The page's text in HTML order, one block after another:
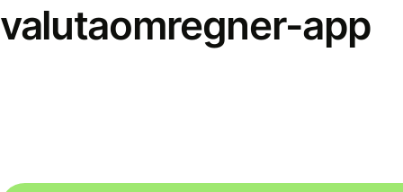
valutaomregner-app